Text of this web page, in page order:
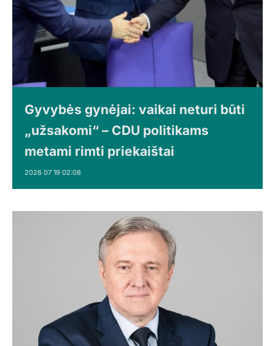
Gyvybės gynėjai: vaikai neturi būti
„užsakomi“ – CDU politikams
metami rimti priekaištai
2026 07 19 02:08